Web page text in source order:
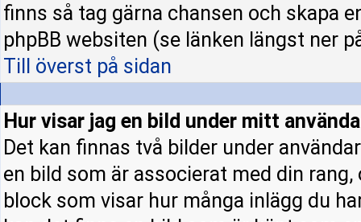
finns så tag gärna chansen och skapa
phpBB websiten (se länken längst ner
Till överst på sidan
Hur visar jag en bild under mitt
Det kan finnas två bilder under
en bild som är associerat med din
block som visar hur många inlägg du